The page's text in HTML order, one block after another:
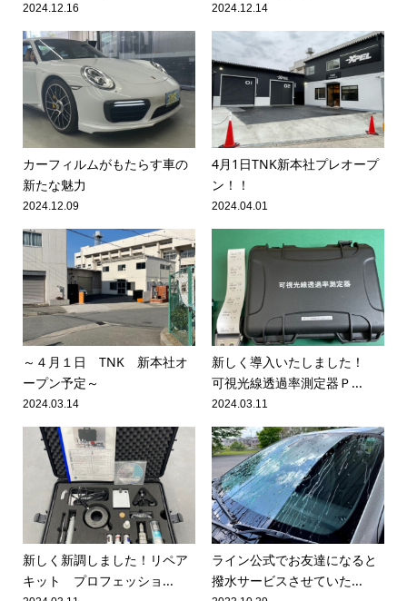
2024.12.16 2024.12.14
カーフィルムがもたらす車の
新たな魅力
2024.12.09
4月1日TNK新本社プレオープ
ン！！
2024.04.01
～４月１日 TNK 新本社オ
ープン予定～
2024.03.14
新しく導入いたしました！
可視光線透過率測定器Ｐ...
2024.03.11
新しく新調しました！リペア
キット プロフェッショ...
ライン公式でお友達になると
撥水サービスさせていた...